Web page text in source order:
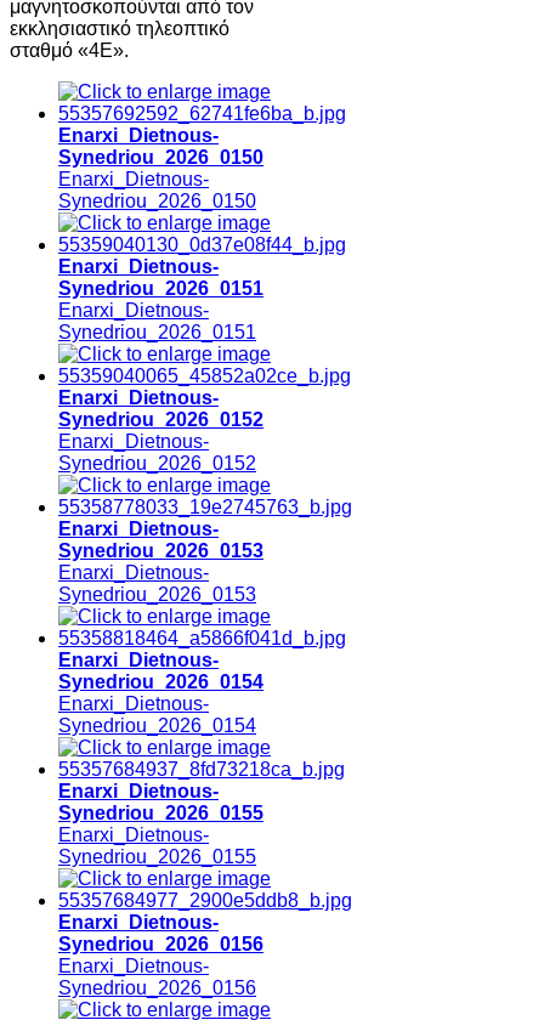
μαγνητοσκοπούνται από τον
εκκλησιαστικό τηλεοπτικό
σταθμό «4Ε».
Enarxi_Dietnous-
Synedriou_2026_0150
Enarxi_Dietnous-
Synedriou_2026_0150
Enarxi_Dietnous-
Synedriou_2026_0151
Enarxi_Dietnous-
Synedriou_2026_0151
Enarxi_Dietnous-
Synedriou_2026_0152
Enarxi_Dietnous-
Synedriou_2026_0152
Enarxi_Dietnous-
Synedriou_2026_0153
Enarxi_Dietnous-
Synedriou_2026_0153
Enarxi_Dietnous-
Synedriou_2026_0154
Enarxi_Dietnous-
Synedriou_2026_0154
Enarxi_Dietnous-
Synedriou_2026_0155
Enarxi_Dietnous-
Synedriou_2026_0155
Enarxi_Dietnous-
Synedriou_2026_0156
Enarxi_Dietnous-
Synedriou_2026_0156